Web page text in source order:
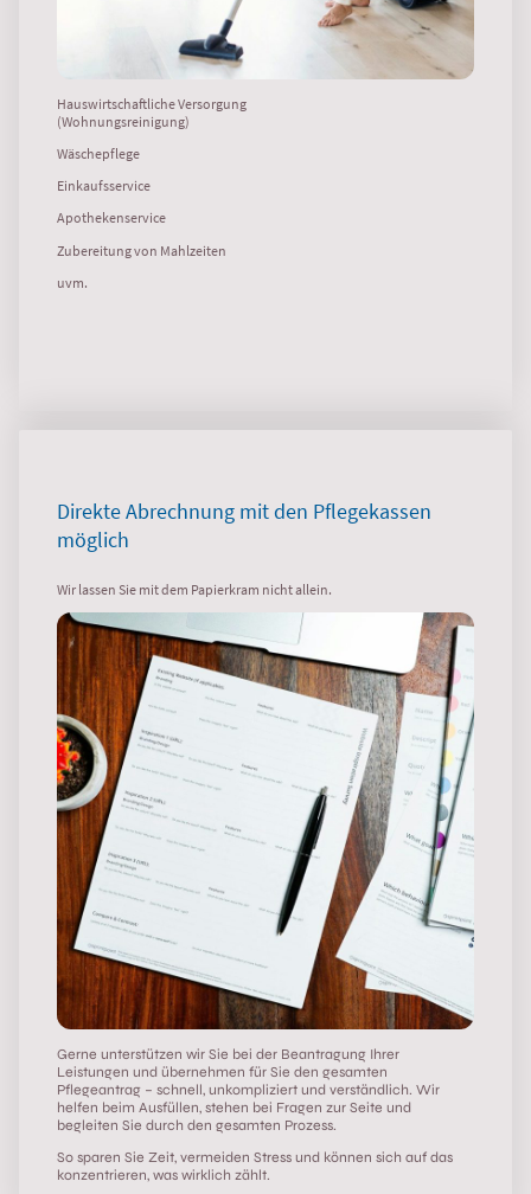
Hauswirtschaftliche Versorgung
(Wohnungsreinigung)
Wäschepflege
Einkaufsservice
Apothekenservice
Zubereitung von Mahlzeiten
uvm.
Direkte Abrechnung mit den Pflegekassen
möglich
Wir lassen Sie mit dem Papierkram nicht allein.
Gerne unterstützen wir Sie bei der Beantragung Ihrer
Leistungen und übernehmen für Sie den gesamten
Pflegeantrag – schnell, unkompliziert und verständlich. Wir
helfen beim Ausfüllen, stehen bei Fragen zur Seite und
begleiten Sie durch den gesamten Prozess.
So sparen Sie Zeit, vermeiden Stress und können sich auf das
konzentrieren, was wirklich zählt.